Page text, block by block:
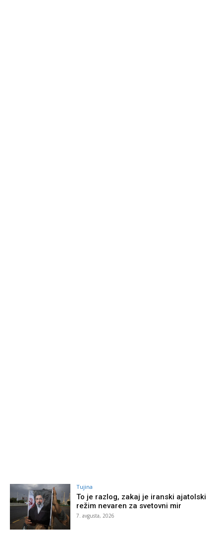
Tujina
To je razlog, zakaj je iranski ajatolski
režim nevaren za svetovni mir
7. avgusta, 2026